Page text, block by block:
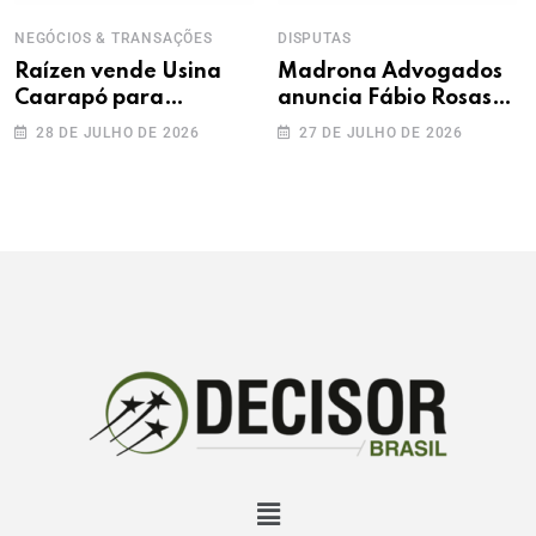
NEGÓCIOS & TRANSAÇÕES
Raízen vende Usina
Caarapó para
Adecoagro em
28 DE JULHO DE 2026
DISPUTAS
Madrona Advogados
anuncia Fábio Rosas
como novo sócio
27 DE JULHO DE 2026